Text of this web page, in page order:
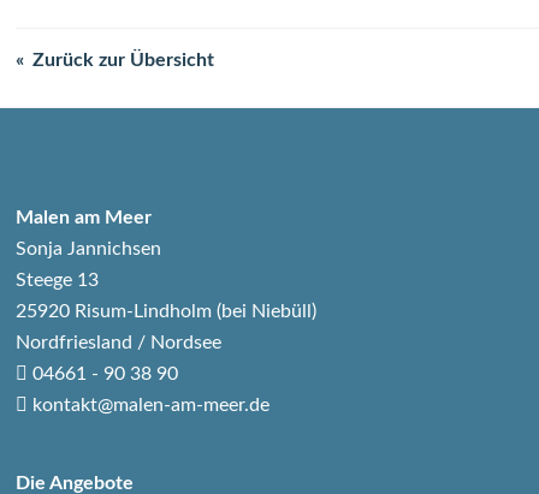
Zurück zur Übersicht
Malen am Meer
Sonja Jannichsen
Steege 13
25920 Risum-Lindholm (bei Niebüll)
Nordfriesland / Nordsee
04661 - 90 38 90
kontakt@malen-am-meer.de
Die Angebote